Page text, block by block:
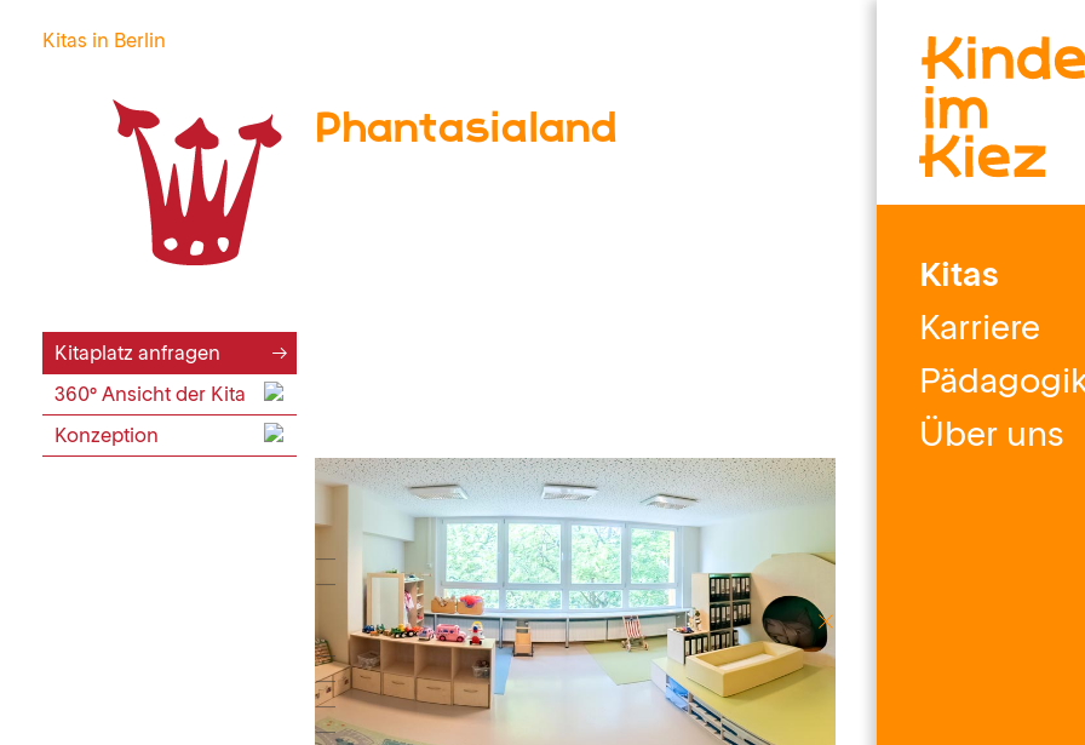
Kitas
Karriere
Über uns
Kitas in Berlin
Phantasialand
Aktueller Hinweis
Elternrunden für interessierte Eltern
jeweils um 09.00 Uhr
04.08.2026
20.08.2026
bis zu 225 Kinder
Kinder ab 12 Monaten in großer Altersmischung
situationsorientierter Ansatz
Integrationsarbeit
Kitaplatz anfragen
360° Ansicht der Kita
Konzeption